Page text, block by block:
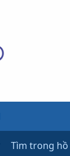
Tìm trong hồ